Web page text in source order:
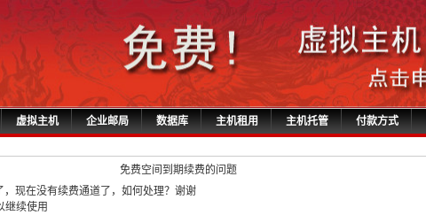
虚拟主机 企业邮局 数据库 主机租用 主机托管 付款方式
免费空间到期续费的问题
现在没有续费通道了，如何处理？谢谢
继续使用